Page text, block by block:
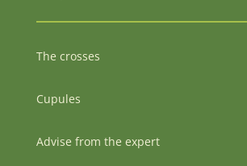
The crosses
Cupules
Advise from the expert